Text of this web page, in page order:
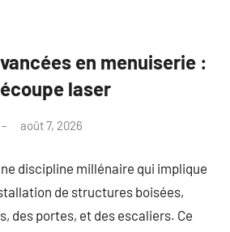
en menuiserie :
laser
août 7, 2026
discipline millénaire qui implique
de structures boisées,
des portes, et des escaliers. Ce